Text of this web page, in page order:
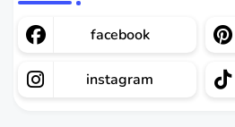
facebook
instagram